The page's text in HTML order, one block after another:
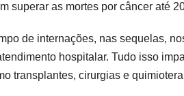
superar as mortes por câncer até
de internações, nas sequelas,
hospitalar. Tudo isso
transplantes, cirurgias e